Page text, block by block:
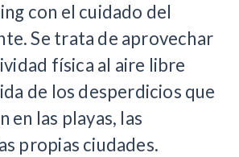
con el cuidado del
Se trata de aprovechar
física al aire libre
de los desperdicios que
en las playas, las
propias ciudades.